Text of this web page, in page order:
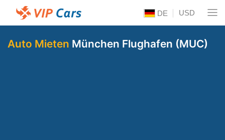
DE USD
Auto Mieten München Flughafen (MUC)